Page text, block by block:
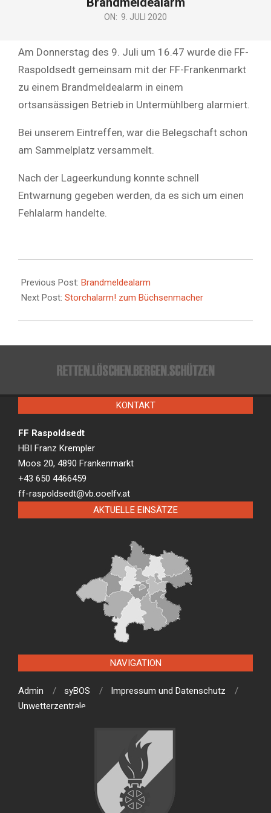
ON: 9. JULI 2020
Am Donnerstag des 9. Juli um 16.47 wurde die FF-
Raspoldsedt gemeinsam mit der FF-Frankenmarkt
zu einem Brandmeldealarm in einem
ortsansässigen Betrieb in Untermühlberg alarmiert.
Bei unserem Eintreffen, war die Belegschaft schon
am Sammelplatz versammelt.
Nach der Lageerkundung konnte schnell
Entwarnung gegeben werden, da es sich um einen
Fehlalarm handelte.
07-
09
Previous Post: Brandmeldealarm
Next Post: Storchalarm! zum Büchsenmacher
KONTAKT
FF Raspoldsedt
HBI Franz Krempler
Moos 20, 4890 Frankenmarkt
+43 650 4466459
ff-raspoldsedt@vb.ooelfv.at
AKTUELLE EINSÄTZE
NAVIGATION
Admin syBOS
Impressum und Datenschutz
Unwetterzentrale